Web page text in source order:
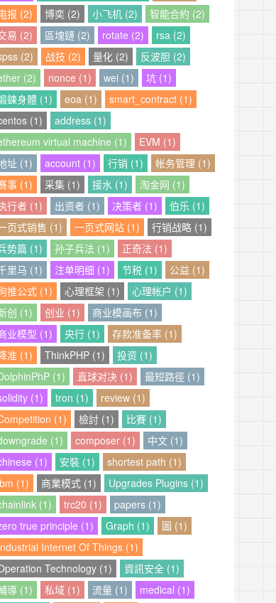
报 (2)
博奕 (2) 小飞机 (2)
智能合約 (2)
易 (2)
區塊鏈 (2) rotate (2)
rsa (2)
(2)
战技 (2) 量化 (2)
反波胆 (2)
(2)
nonce (1) wei (1)
坑 (1)
鍊身體 (1)
eoa (1)
smart_contract (1)
(1)
address (1)
virtual machine (1)
EVM (1)
址 (1)
account (1) 行销 (1)
帐务管理 (1)
事 (1)
采集 (1) 接水 (1)
淘金网 (1)
行者 (1)
出资者 (1) 决策者 (1)
伯乐 (1)
页式销售 (1)
一页式网站 (1)
行销战略 (1)
势篇 (1)
孙子兵法 (1)
正奇法 (1)
里马 (1)
注单明细 (1) 节税 (1)
公益 (1)
推公式 (1)
心理框架 (1)
心理帐户 (1)
创 (1)
创业 (1)
商业模画布 (1)
业模型 (1)
央行 (1)
存款准备率 (1)
准 (1)
ThinkPHP (1)
投资 (1)
(1)
直球对决 (1)
最短路徑 (1)
(1)
tron (1)
review (1)
(1)
檢討 (1)
比賽 (1)
(1)
composer (1)
中文 (1)
(1)
安裝 (1)
shortest path (1)
(1)
商業模式 (1)
Upgrades Plugins (1)
(1)
trc20 (1)
papers (1)
true principle (1)
Graph (1)
圖 (1)
Internet Of Things (1)
Technology (1)
資訊安全 (1)
導 (1)
私域 (1) 流量 (1)
medical (1)